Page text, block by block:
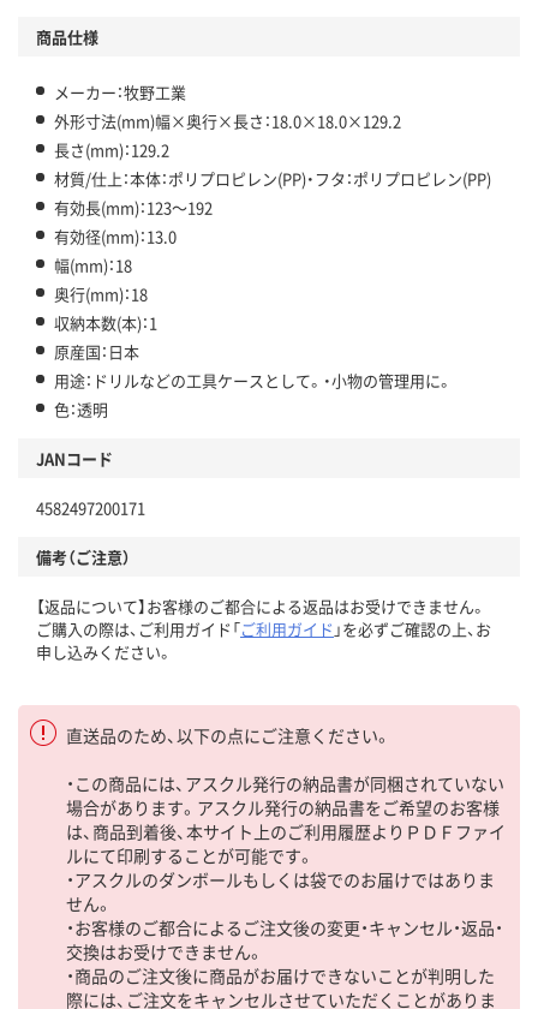
商品仕様
メーカー：牧野工業
外形寸法(mm)幅×奥行×長さ：18.0×18.0×129.2
長さ(mm)：129.2
材質/仕上：本体：ポリプロピレン(PP)・フタ：ポリプロピレン(PP)
有効長(mm)：123～192
有効径(mm)：13.0
幅(mm)：18
奥行(mm)：18
収納本数(本)：1
原産国：日本
用途：ドリルなどの工具ケースとして。・小物の管理用に。
色：透明
JANコード
4582497200171
備考（ご注意）
【返品について】お客様のご都合による返品はお受けできません。
ご購入の際は、ご利用ガイド「ご利用ガイド 」を必ずご確認の上、お
申し込みください。
直送品のため、以下の点にご注意ください。
・この商品には、アスクル発行の納品書が同梱されていない
場合があります。アスクル発行の納品書をご希望のお客様
は、商品到着後、本サイト上のご利用履歴よりＰＤＦファイ
ルにて印刷することが可能です。
・アスクルのダンボールもしくは袋でのお届けではありま
せん。
・お客様のご都合によるご注文後の変更・キャンセル・返品・
交換はお受けできません。
・商品のご注文後に商品がお届けできないことが判明した
際には、ご注文をキャンセルさせていただくことがありま